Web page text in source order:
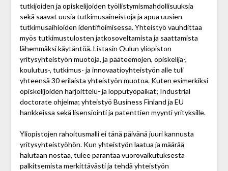
tutkijoiden ja opiskelijoiden työllistymis­mahdollisuuksia
sekä saavat uusia tutkimusaineistoja ja apua uusien
tutkimusaihioiden identifioimisessa. Yhteistyö vauhdittaa
myös tutkimustulosten jatkosoveltamista ja saattamista
lähemmäksi käytäntöä. Listasin Oulun yliopiston
yritysyhteistyön muotoja, ja pääteemojen, opiskelija-,
koulutus-, tutkimus- ja innovaatioyhteistyön alle tuli
yhteensä 30 erilaista yhteistyön muotoa. Kuten esimerkiksi
opiskelijoiden harjoittelu- ja lopputyöpaikat; Industrial
doctorate ohjelma; yhteistyö Business Finland ja EU
hankkeissa sekä lisensiointi ja patenttien myynti yrityksille.
Yliopistojen rahoitusmalli ei tänä päivänä juuri kannusta
yritysyhteistyöhön. Kun yhteistyön laatua ja määrää
halutaan nostaa, tulee parantaa vuoro­vaikutuksesta
palkitsemista merkittävästi ja tehdä yhteistyön